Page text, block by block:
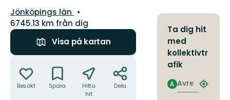
Län:
Jönköpings län
6745.13 km från dig
Visa på kartan
Besökt Spara
Hitta
hit
Dela
Ta dig hit
med
kollektivtr
afik
Avresa
A
Hitta